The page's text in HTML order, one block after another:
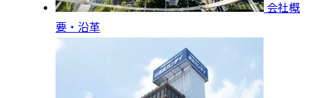
会社概
要・沿革